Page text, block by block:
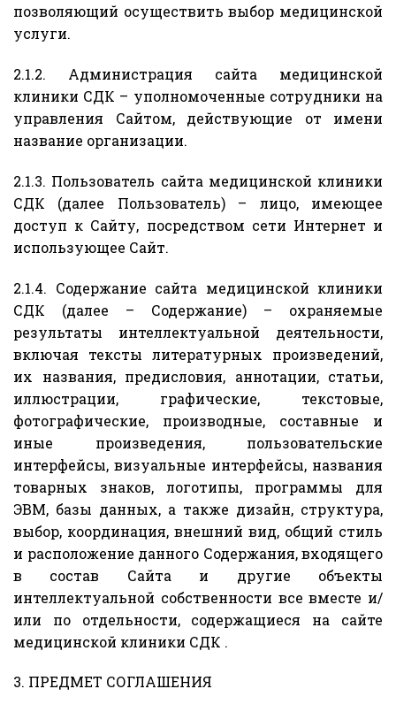
позволяющий осуществить выбор медицинской
услуги.
2.1.2. Администрация сайта медицинской
клиники СДК – уполномоченные сотрудники на
управления Сайтом, действующие от имени
название организации.
2.1.3. Пользователь сайта медицинской клиники
СДК (далее Пользователь) – лицо, имеющее
доступ к Сайту, посредством сети Интернет и
использующее Сайт.
2.1.4. Содержание сайта медицинской клиники
СДК (далее – Содержание) – охраняемые
результаты интеллектуальной деятельности,
включая тексты литературных произведений,
их названия, предисловия, аннотации, статьи,
иллюстрации, графические, текстовые,
фотографические, производные, составные и
иные произведения, пользовательские
интерфейсы, визуальные интерфейсы, названия
товарных знаков, логотипы, программы для
ЭВМ, базы данных, а также дизайн, структура,
выбор, координация, внешний вид, общий стиль
и расположение данного Содержания, входящего
в состав Сайта и другие объекты
интеллектуальной собственности все вместе и/
или по отдельности, содержащиеся на сайте
медицинской клиники СДК .
3. ПРЕДМЕТ СОГЛАШЕНИЯ